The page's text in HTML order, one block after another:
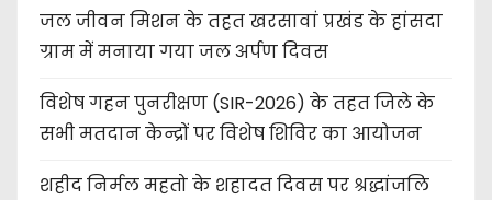
जल जीवन मिशन के तहत खरसावां प्रखंड के हांसदा
ग्राम में मनाया गया जल अर्पण दिवस
विशेष गहन पुनरीक्षण (SIR-2026) के तहत जिले के
सभी मतदान केन्द्रों पर विशेष शिविर का आयोजन
शहीद निर्मल महतो के शहादत दिवस पर श्रद्धांजलि